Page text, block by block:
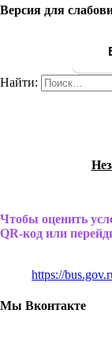
Версия для
Найти:
Чтобы оценить
QR-код или
https://
Мы Вконтакте